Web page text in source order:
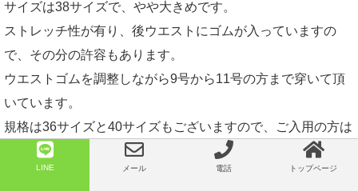
サイズは38サイズで、やや大きめです。
ストレッチ性が有り、後ウエストにゴムが入っていますの
で、その分の許容もあります。
ウエストゴムを調整しながら9号から11号の方まで穿いて頂
いています。
規格は36サイズと40サイズもございますので、ご入用の方は
お気軽に
でお問い合わせください。
LINE メール 電話 トップページ